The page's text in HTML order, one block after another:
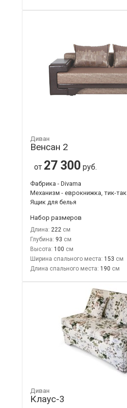
Диван
Венсан 2
от 27 300 руб.
Фабрика - Divama
Механизм - еврокнижка, тик-так
Ящик для белья
Набор размеров
Длина: 222
Глубина: 93
Высота: 100
Ширина спального места: 153
Длина спального места: 190
Диван
Клаус-3